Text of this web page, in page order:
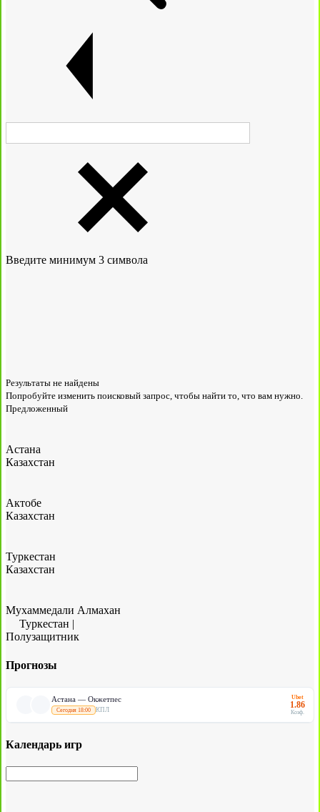
Введите минимум 3 символа
Результаты не найдены
Попробуйте изменить поисковый запрос, чтобы найти то, что вам нужно.
Предложенный
Астана
Казахстан
Актобе
Казахстан
Туркестан
Казахстан
Мухаммедали Алмахан
Туркестан |
Полузащитник
Прогнозы
Астана — Окжетпес
Сегодня 18:00 КПЛ
Ubet
1.86
Коэф.
Календарь игр